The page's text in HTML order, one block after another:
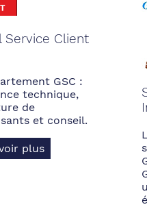
Service Client
GSC :
technique,
de
et conseil.
plus